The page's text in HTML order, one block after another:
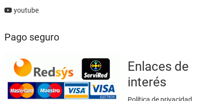
youtube
Pago seguro
Enlaces de
interés